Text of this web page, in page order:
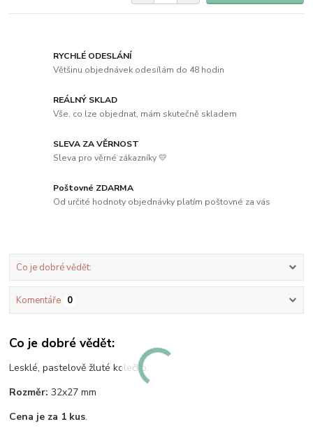
RYCHLÉ ODESLÁNÍ
Většinu objednávek odesílám do 48 hodin
REÁLNÝ SKLAD
Vše, co lze objednat, mám skutečně skladem
SLEVA ZA VĚRNOST
Sleva pro věrné zákazníky 💛
Poštovné ZDARMA
Od určité hodnoty objednávky platím poštovné za vás
Co je dobré vědět:
Komentáře 0
Co je dobré vědět:
Lesklé, pastelově žluté kolečko.
Rozměr: 32x27 mm
Cena je za 1 kus.